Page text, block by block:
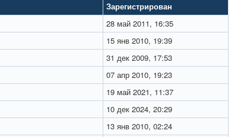
Зарегистрирован
28 май 2011, 16:35
15 янв 2010, 19:39
31 дек 2009, 17:53
07 апр 2010, 19:23
19 май 2021, 11:37
10 дек 2024, 20:29
13 янв 2010, 02:24